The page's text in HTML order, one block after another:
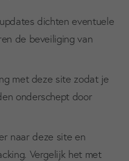
dichten eventuele
de beveiliging van
met deze site zodat je
onderschept door
naar deze site en
Vergelijk het met